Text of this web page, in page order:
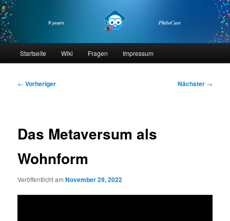
Zum
primären
Inhalt
springenphilocast
Startseite Wiki Fragen Impressum
Beitragsnavigation
← Vorheriger Nächster →
Das Metaversum als
Wohnform
Veröffentlicht amNovember 29, 2022